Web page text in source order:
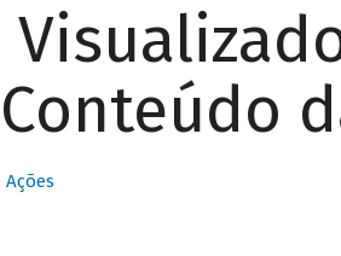
Conteúdo
Ações